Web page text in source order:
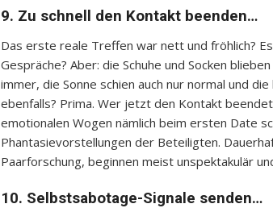
9. Zu schnell den Kontakt beenden…
Das erste reale Treffen war nett und fröhlich?
Gespräche? Aber: die Schuhe und Socken
immer, die Sonne schien auch nur normal und
ebenfalls? Prima. Wer jetzt den Kontakt
emotionalen Wogen nämlich beim ersten Date
Phantasievorstellungen der Beteiligten.
Paarforschung, beginnen meist unspektakulär
10. Selbstsabotage-Signale senden…